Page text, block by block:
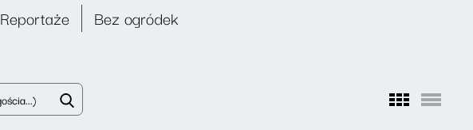
Reportaże Bez ogródek